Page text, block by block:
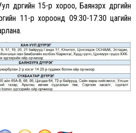
дүүргийн 15-р хороо, Баянзүрх дүүргийн
11-р хороонд 09:30-17:30 цагийн